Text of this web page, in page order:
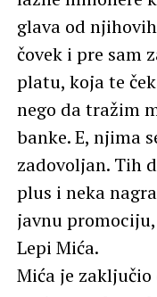
glava od
čovek i pre sam
platu, koja te
nego da tražim
banke. E, njima
zadovoljan. Tih
plus i neka
javnu promociju,
Lepi Mića.
Mića je